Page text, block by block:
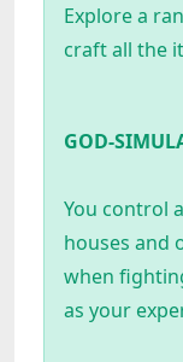
Explore a
craft all the
GOD-
You control
houses and
when
as your